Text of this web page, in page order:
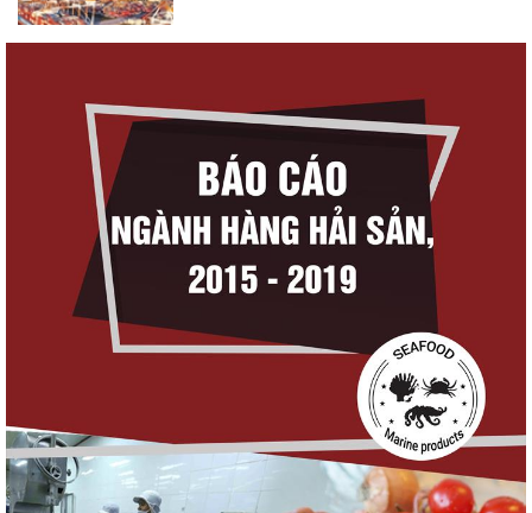
(sửa đổi)
Thuế Mục 301 và bài toán thích ứng của
tôm Việt tại thị...
VASEP chào đón Công ty Cổ phần Thương
Nguồn cung giảm, giá cá rô phi Trung
Quốc tiếp tục tăng